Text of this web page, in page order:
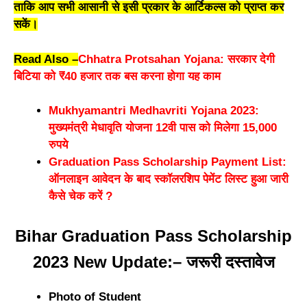
ताकि आप सभी आसानी से इसी प्रकार के आर्टिकल्स को प्राप्त कर
सकें।
Read Also –Chhatra Protsahan Yojana: सरकार देगी
बिटिया को ₹40 हजार तक बस करना होगा यह काम
Mukhyamantri Medhavriti Yojana 2023:
मुख्यमंत्री मेधावृति योजना 12वी पास को मिलेगा 15,000
रुपये
Graduation Pass Scholarship Payment List:
ऑनलाइन आवेदन के बाद स्कॉलरशिप पेमेंट लिस्ट हुआ जारी
कैसे चेक करें ?
Bihar Graduation Pass Scholarship
2023 New Update:– जरूरी दस्तावेज
Photo of Student